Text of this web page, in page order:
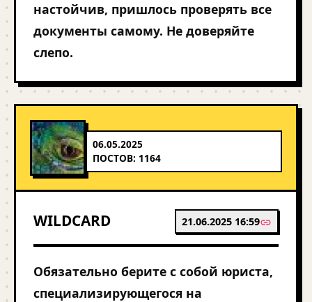
настойчив, пришлось проверять все
документы самому. Не доверяйте
слепо.
06.05.2025
ПОСТОВ: 1164
WILDCARD 21.06.2025 16:59
Обязательно берите с собой юриста,
специализирующегося на